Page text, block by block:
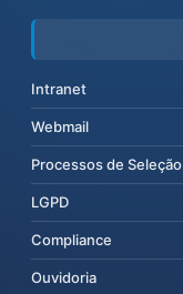
Intranet
Webmail
Processos de Seleção
LGPD
Compliance
Ouvidoria